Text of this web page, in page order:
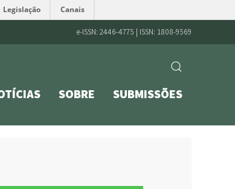
Legislação Canais
e-ISSN: 2446-4775 | ISSN: 1808-9569
SOBRE SUBMISSÕES